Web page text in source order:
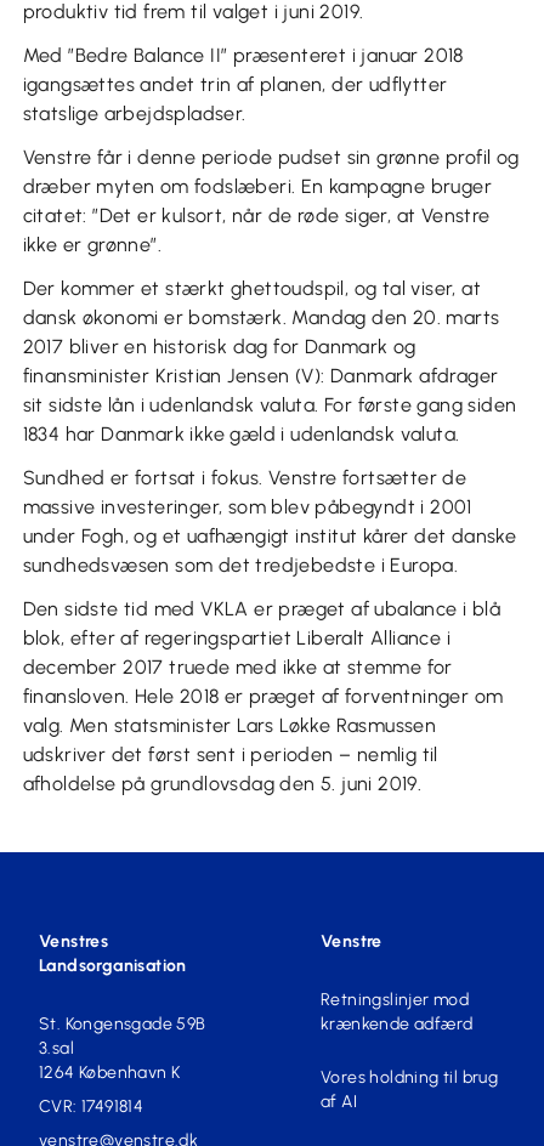
produktiv tid frem til valget i juni 2019.
Med ”Bedre Balance II” præsenteret i januar 2018
igangsættes andet trin af planen, der udflytter
statslige arbejdspladser.
Venstre får i denne periode pudset sin grønne profil og
dræber myten om fodslæberi. En kampagne bruger
citatet: ”Det er kulsort, når de røde siger, at Venstre
ikke er grønne”.
Der kommer et stærkt ghettoudspil, og tal viser, at
dansk økonomi er bomstærk. Mandag den 20. marts
2017 bliver en historisk dag for Danmark og
finansminister Kristian Jensen (V): Danmark afdrager
sit sidste lån i udenlandsk valuta. For første gang siden
1834 har Danmark ikke gæld i udenlandsk valuta.
Sundhed er fortsat i fokus. Venstre fortsætter de
massive investeringer, som blev påbegyndt i 2001
under Fogh, og et uafhængigt institut kårer det danske
sundhedsvæsen som det tredjebedste i Europa.
Den sidste tid med VKLA er præget af ubalance i blå
blok, efter af regeringspartiet Liberalt Alliance i
december 2017 truede med ikke at stemme for
finansloven. Hele 2018 er præget af forventninger om
valg. Men statsminister Lars Løkke Rasmussen
udskriver det først sent i perioden – nemlig til
afholdelse på grundlovsdag den 5. juni 2019.
Venstres
Landsorganisation
St. Kongensgade 59B
3.sal
1264 København K
CVR: 17491814
venstre@venstre.dk
Venstre
Retningslinjer mod
krænkende adfærd
Vores holdning til brug
af AI